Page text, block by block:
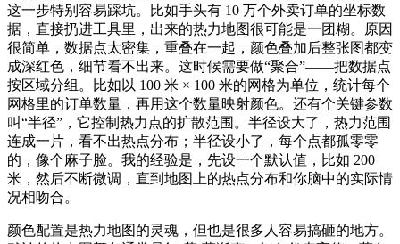
这一步特别容易踩坑。比如手头有 10 万个外卖订单的坐标数
据，直接扔进工具里，出来的热力地图很可能是一团糊。原因
很简单，数据点太密集，重叠在一起，颜色叠加后整张图都变
成深红色，细节看不出来。这时候需要做“聚合”——把数据点
按区域分组。比如以 100 米 × 100 米的网格为单位，统计每个
网格里的订单数量，再用这个数量映射颜色。还有个关键参数
叫“半径”，它控制热力点的扩散范围。半径设大了，热力范围
连成一片，看不出热点分布；半径设小了，每个点都孤零零
的，像个麻子脸。我的经验是，先设一个默认值，比如 200
米，然后不断微调，直到地图上的热点分布和你脑中的实际情
况相吻合。
颜色配置是热力地图的灵魂，但也是很多人容易搞砸的地方。